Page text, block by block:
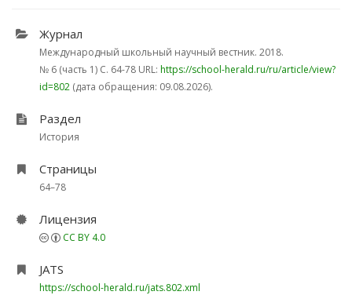
Журнал
Международный школьный научный вестник. 2018.
№ 6 (часть 1) С. 64-78 URL: https://school-herald.ru/ru/article/view?
id=802 (дата обращения: 09.08.2026).
Раздел
История
Страницы
64–78
Лицензия
CC BY 4.0
JATS
https://school-herald.ru/jats.802.xml